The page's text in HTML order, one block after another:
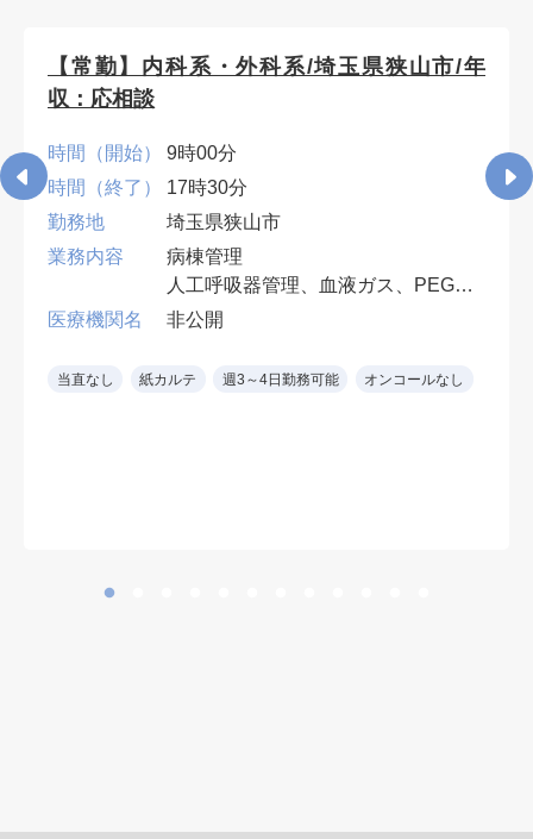
【常勤】内科系・外科系/埼玉県狭山市/年
収：応相談
時間（開始）
9時00分
時間（終了）
17時30分
勤務地
埼玉県狭山市
業務内容
病棟管理
人工呼吸器管理、血液ガス、PEG・
胃ろう交換など、入院患者の処置対
早番・遅番各週1回。週4日勤務可
医療機関名 非公開
当直なし 紙カルテ 週3～4日勤務可能 オンコールなし